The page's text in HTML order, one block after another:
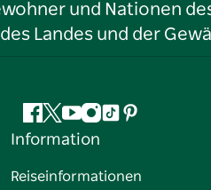
und Nationen
Landes und der
Facebook
Twitter
YouTube
Instagram
TikTokPinterest
Information
Reiseinformationen